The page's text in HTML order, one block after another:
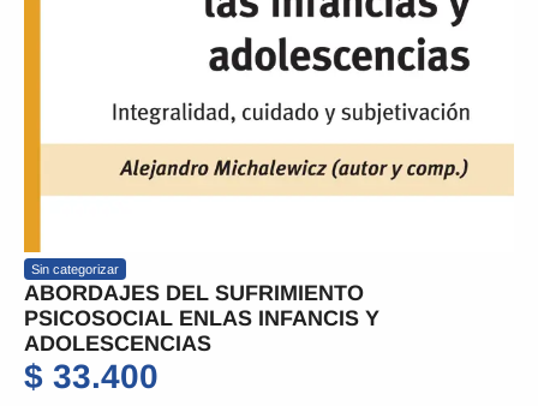
Sin categorizar
ABORDAJES DEL SUFRIMIENTO
PSICOSOCIAL ENLAS INFANCIS Y
ADOLESCENCIAS
$ 33.400